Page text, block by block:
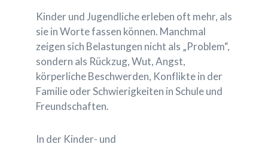
Kinder und Jugendliche erleben oft mehr, als
sie in Worte fassen können. Manchmal
zeigen sich Belastungen nicht als „Problem“,
sondern als Rückzug, Wut, Angst,
körperliche Beschwerden, Konflikte in der
Familie oder Schwierigkeiten in Schule und
Freundschaften.
In der Kinder- und